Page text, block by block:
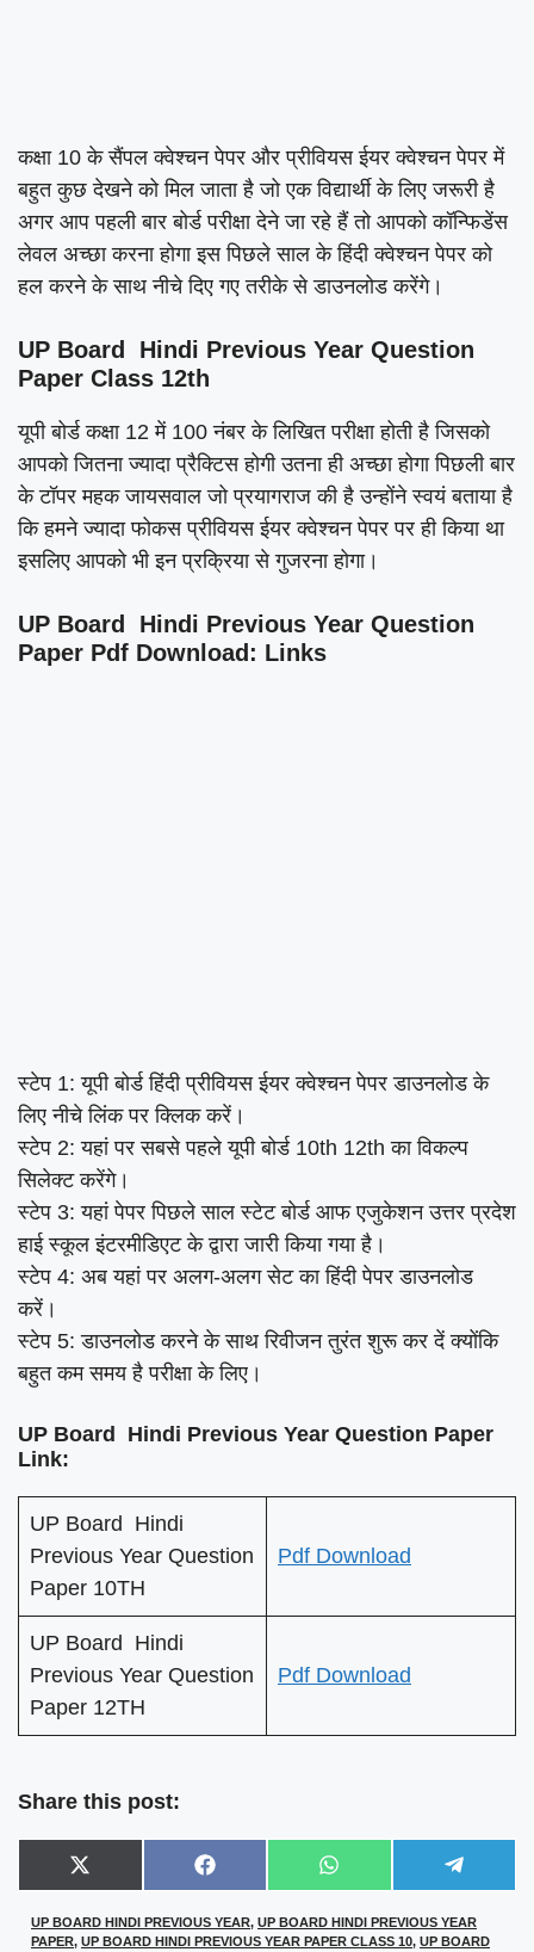
कक्षा 10 के सैंपल क्वेश्चन पेपर और प्रीवियस ईयर क्वेश्चन पेपर में
बहुत कुछ देखने को मिल जाता है जो एक विद्यार्थी के लिए जरूरी है
अगर आप पहली बार बोर्ड परीक्षा देने जा रहे हैं तो आपको कॉन्फिडेंस
लेवल अच्छा करना होगा इस पिछले साल के हिंदी क्वेश्चन पेपर को
हल करने के साथ नीचे दिए गए तरीके से डाउनलोड करेंगे।
UP Board Hindi Previous Year Question
Paper Class 12th
यूपी बोर्ड कक्षा 12 में 100 नंबर के लिखित परीक्षा होती है जिसको
आपको जितना ज्यादा प्रैक्टिस होगी उतना ही अच्छा होगा पिछली बार
के टॉपर महक जायसवाल जो प्रयागराज की है उन्होंने स्वयं बताया है
कि हमने ज्यादा फोकस प्रीवियस ईयर क्वेश्चन पेपर पर ही किया था
इसलिए आपको भी इन प्रक्रिया से गुजरना होगा।
UP Board Hindi Previous Year Question
Paper Pdf Download: Links
स्टेप 1: यूपी बोर्ड हिंदी प्रीवियस ईयर क्वेश्चन पेपर डाउनलोड के
लिए नीचे लिंक पर क्लिक करें।
स्टेप 2: यहां पर सबसे पहले यूपी बोर्ड 10th 12th का विकल्प
सिलेक्ट करेंगे।
स्टेप 3: यहां पेपर पिछले साल स्टेट बोर्ड आफ एजुकेशन उत्तर प्रदेश
हाई स्कूल इंटरमीडिएट के द्वारा जारी किया गया है।
स्टेप 4: अब यहां पर अलग-अलग सेट का हिंदी पेपर डाउनलोड
करें।
स्टेप 5: डाउनलोड करने के साथ रिवीजन तुरंत शुरू कर दें क्योंकि
बहुत कम समय है परीक्षा के लिए।
UP Board Hindi Previous Year Question Paper
Link:
UP Board Hindi
Previous Year Question
Paper 10TH
Pdf Download
UP Board Hindi
Previous Year Question
Paper 12TH
Pdf Download
Share this post:
Share
on
X
(
w
i
Share
on
F
a
e
b
Share
on
W
h
t
s
Share
on
e
e
g
UP BOARD HINDI PREVIOUS YEAR, UP BOARD HINDI PREVIOUS YEAR
PAPER, UP BOARD HINDI PREVIOUS YEAR PAPER CLASS 10, UP BOARD